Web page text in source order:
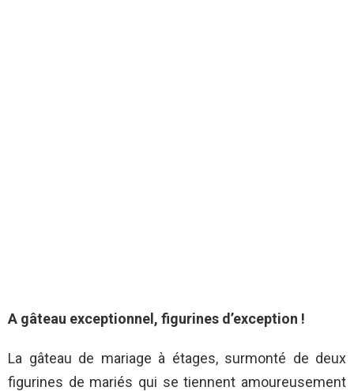
A gâteau exceptionnel, figurines d’exception !
La gâteau de mariage à étages, surmonté de deux
figurines de mariés qui se tiennent amoureusement